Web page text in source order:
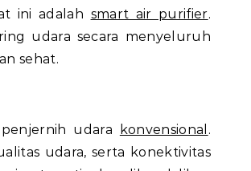
ini adalah smart air purifier.
udara secara menyeluruh
sehat.
udara konvensional .
udara, serta konektivitas